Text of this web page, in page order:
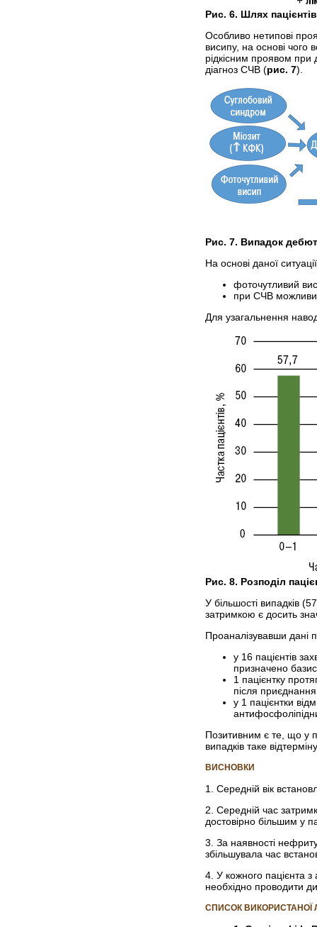
Рис. 6. Шлях
Особливо нетипові
висипу, на основі чого
рідкісним проявом при
діагноз СЧВ (рис. 7).
Рис. 7. Випадок
На основі даної
фоточутливий
при СЧВ
Для узагальнення
Рис. 8. Розподіл
У більшості випадків
затримкою є досить
Проаналізувавши дані
у 16 пацієнтів
призначено
1 пацієнтку
після
у 1 пацієнтки
Позитивним є те, що у
випадків таке
ВИСНОВКИ
1. Середній вік
2. Середній час
достовірно більшим у
3. За наявності
збільшувала час
4. У кожного пацієнта
необхідно проводити
СПИСОК ВИКОРИСТАНОЇ